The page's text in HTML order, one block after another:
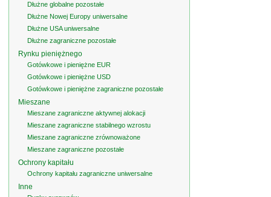
Dłużne globalne pozostałe
Dłużne Nowej Europy uniwersalne
Dłużne USA uniwersalne
Dłużne zagraniczne pozostałe
Rynku pieniężnego
Gotówkowe i pieniężne EUR
Gotówkowe i pieniężne USD
Gotówkowe i pieniężne zagraniczne pozostałe
Mieszane
Mieszane zagraniczne aktywnej alokacji
Mieszane zagraniczne stabilnego wzrostu
Mieszane zagraniczne zrównoważone
Mieszane zagraniczne pozostałe
Ochrony kapitału
Ochrony kapitału zagraniczne uniwersalne
Inne